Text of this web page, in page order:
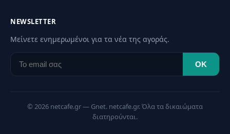
NEWSLETTER
Μείνετε ενημερωμένοι για τα νέα της αγοράς.
OK
© 2026 netcafe.gr — Gnet. netcafe.gr. Όλα τα δικαιώματα
διατηρούνται.